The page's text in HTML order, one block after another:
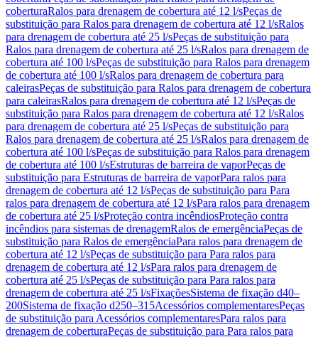
coberturaRalos para drenagem de cobertura até 12 l/sPeças de
substituição para Ralos para drenagem de cobertura até 12 l/sRalos
para drenagem de cobertura até 25 l/sPeças de substituição para
Ralos para drenagem de cobertura até 25 l/sRalos para drenagem de
cobertura até 100 l/sPeças de substituição para Ralos para drenagem
de cobertura até 100 l/sRalos para drenagem de cobertura para
caleirasPeças de substituição para Ralos para drenagem de cobertura
para caleirasRalos para drenagem de cobertura até 12 l/sPeças de
substituição para Ralos para drenagem de cobertura até 12 l/sRalos
para drenagem de cobertura até 25 l/sPeças de substituição para
Ralos para drenagem de cobertura até 25 l/sRalos para drenagem de
cobertura até 100 l/sPeças de substituição para Ralos para drenagem
de cobertura até 100 l/sEstruturas de barreira de vaporPeças de
substituição para Estruturas de barreira de vaporPara ralos para
drenagem de cobertura até 12 l/sPeças de substituição para Para
ralos para drenagem de cobertura até 12 l/sPara ralos para drenagem
de cobertura até 25 l/sProteção contra incêndiosProteção contra
incêndios para sistemas de drenagemRalos de emergênciaPeças de
substituição para Ralos de emergênciaPara ralos para drenagem de
cobertura até 12 l/sPeças de substituição para Para ralos para
drenagem de cobertura até 12 l/sPara ralos para drenagem de
cobertura até 25 l/sPeças de substituição para Para ralos para
drenagem de cobertura até 25 l/sFixaçõesSistema de fixação d40–
200Sistema de fixação d250–315Acessórios complementaresPeças
de substituição para Acessórios complementaresPara ralos para
drenagem de coberturaPeças de substituição para Para ralos para